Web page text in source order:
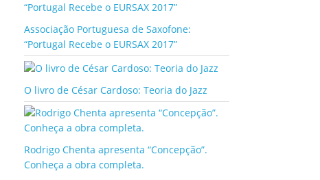
Associação Portuguesa de Saxofone:
“Portugal Recebe o EURSAX 2017”
O livro de César Cardoso: Teoria do Jazz
Rodrigo Chenta apresenta “Concepção”.
Conheça a obra completa.